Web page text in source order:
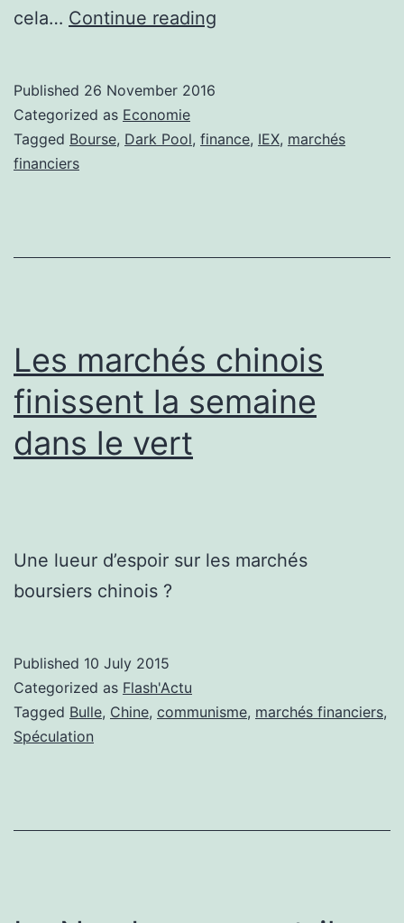
cela… Continue reading
qu’est-
Published 26 November 2016
Categorized as Economie
Tagged Bourse, Dark Pool, finance, IEX, marchés
financiers
Les marchés chinois
finissent la semaine
dans le vert
Une lueur d’espoir sur les marchés
boursiers chinois ?
Published 10 July 2015
Categorized as Flash'Actu
Tagged Bulle, Chine, communisme, marchés financiers,
Spéculation